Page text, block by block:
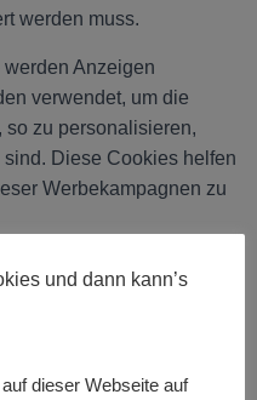
werden muss.
werden Anzeigen
verwendet, um die
zu personalisieren,
Diese Cookies helfen
Werbekampagnen zu
werden, um
im Browser zu
die bestimmte nicht
und dann kann’s
dieser Webseite auf